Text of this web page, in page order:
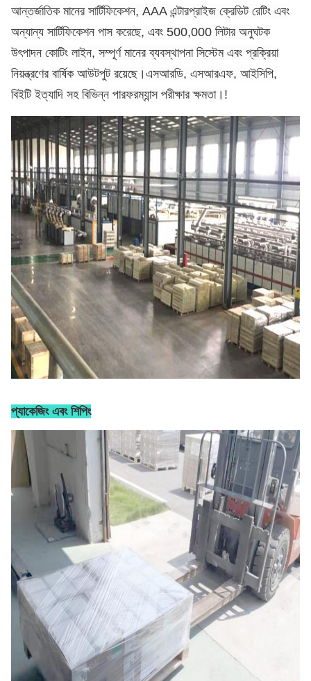
আন্তর্জাতিক মানের সার্টিফিকেশন, AAA এন্টারপ্রাইজ ক্রেডিট রেটিং এবং
অন্যান্য সার্টিফিকেশন পাস করেছে, এবং 500,000 লিটার অনুঘটক
উৎপাদন কোটিং লাইন, সম্পূর্ণ মানের ব্যবস্থাপনা সিস্টেম এবং প্রক্রিয়া
নিয়ন্ত্রণের বার্ষিক আউটপুট রয়েছে।এসআরডি, এসআরএফ, আইসিপি,
বিইটি ইত্যাদি সহ বিভিন্ন পারফরম্যান্স পরীক্ষার ক্ষমতা। !
প্যাকেজিং এবং শিপিং